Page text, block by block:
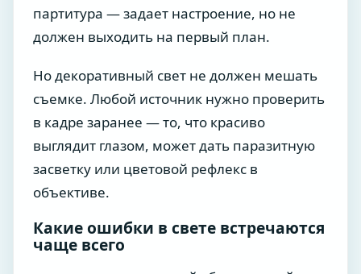
партитура — задает настроение, но не
должен выходить на первый план.
Но декоративный свет не должен мешать
съемке. Любой источник нужно проверить
в кадре заранее — то, что красиво
выглядит глазом, может дать паразитную
засветку или цветовой рефлекс в
объективе.
Какие ошибки в свете встречаются
чаще всего